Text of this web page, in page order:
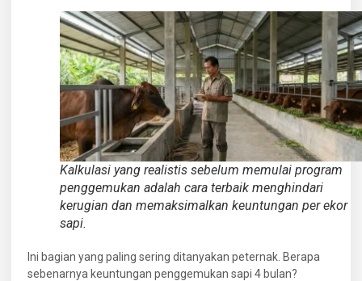
Kalkulasi yang realistis sebelum memulai program
penggemukan adalah cara terbaik menghindari
kerugian dan memaksimalkan keuntungan per ekor
sapi.
Ini bagian yang paling sering ditanyakan peternak. Berapa
sebenarnya keuntungan penggemukan sapi 4 bulan?